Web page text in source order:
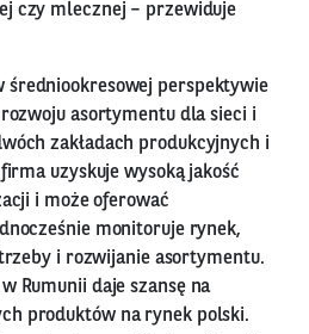
czy mlecznej – przewiduje
średniookresowej perspektywie
asortymentu dla sieci i
zakładach produkcyjnych i
uzyskuje wysoką jakość
i może oferować
monitoruje rynek,
i rozwijanie asortymentu.
Rumunii daje szansę na
produktów na rynek polski.